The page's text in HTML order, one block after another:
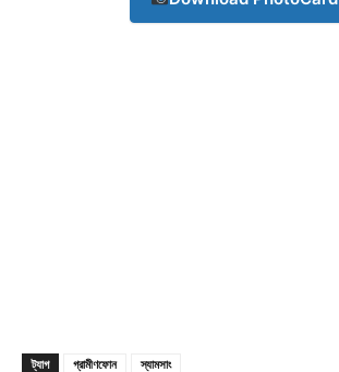
ট্যাগ গ্রামীণফোন স্যামসাং